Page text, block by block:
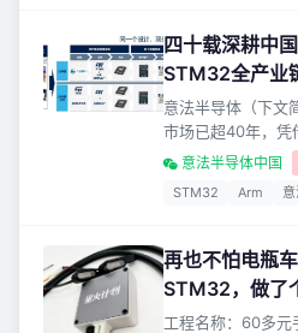
转的同时全向移动
相！演示图（4个
四十载深耕中
STM32全产业
意法半导体（下文
市场已超40年，凭
IDM综合优势，持
土化与产品迭代升
国”的发展战略。
150亿颗出货量、
开发者生态，持续
场的核心地位。 40
意法半导体中国
STM32 Arm
再也不怕电瓶
STM32，做了
工程名称：60多元